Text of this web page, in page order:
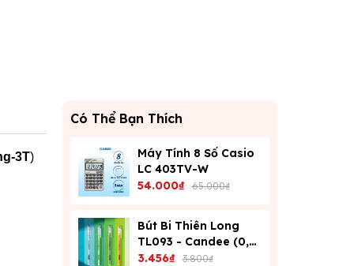
Có Thể Bạn Thích
Máy Tính 8 Số Casio
LC 403TV-W
54.000₫ 65.000₫
Bút Bi Thiên Long
TL093 - Candee (0,6
Mm) - Xanh
3.456₫ 3.800₫
3T)